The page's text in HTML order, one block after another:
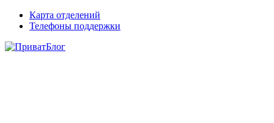
Карта отделений
Телефоны поддержки